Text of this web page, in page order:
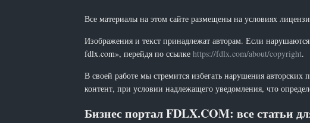
Все материалы на этом сайте размещены на условиях
Изображения и текст принадлежат авторам. Если
fdlx.com», перейдя по ссылке https://fdlx.com/about/copyright.
В своей работе мы стремится избегать нарушения
контент, при условии надлежащего уведомления, что
Бизнес портал FDLX.COM: все статьи